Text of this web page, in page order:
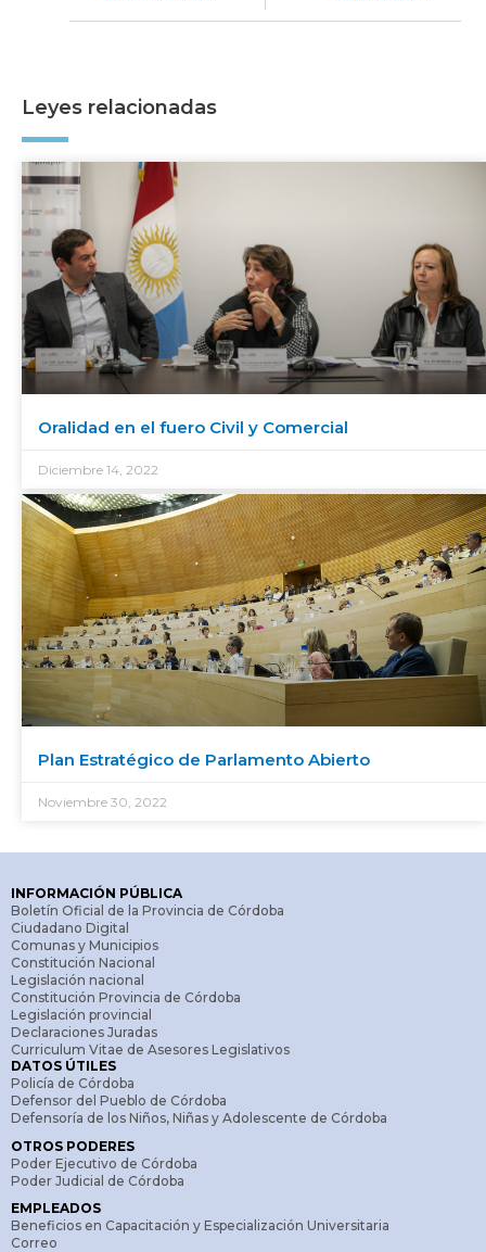
Leyes relacionadas
Oralidad en el fuero Civil y Comercial
Diciembre 14, 2022
Plan Estratégico de Parlamento Abierto
Noviembre 30, 2022
INFORMACIÓN PÚBLICA
Boletín Oficial de la Provincia de Córdoba
Ciudadano Digital
Comunas y Municipios
Constitución Nacional
Legislación nacional
Constitución Provincia de Córdoba
Legislación provincial
Declaraciones Juradas
Curriculum Vitae de Asesores Legislativos
DATOS ÚTILES
Policía de Córdoba
Defensor del Pueblo de Córdoba
Defensoría de los Niños, Niñas y Adolescente de Córdoba
OTROS PODERES
Poder Ejecutivo de Córdoba
Poder Judicial de Córdoba
EMPLEADOS
Beneficios en Capacitación y Especialización Universitaria
Correo